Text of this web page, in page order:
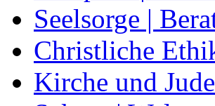
Seelsorge |
Christliche
Kirche und